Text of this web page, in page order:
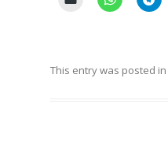
This entry was posted in